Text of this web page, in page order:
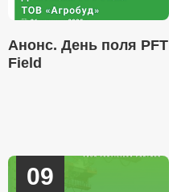
Анонс. День поля PFT
Field
09